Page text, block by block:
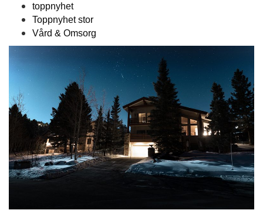
toppnyhet
Toppnyhet stor
Vård & Omsorg